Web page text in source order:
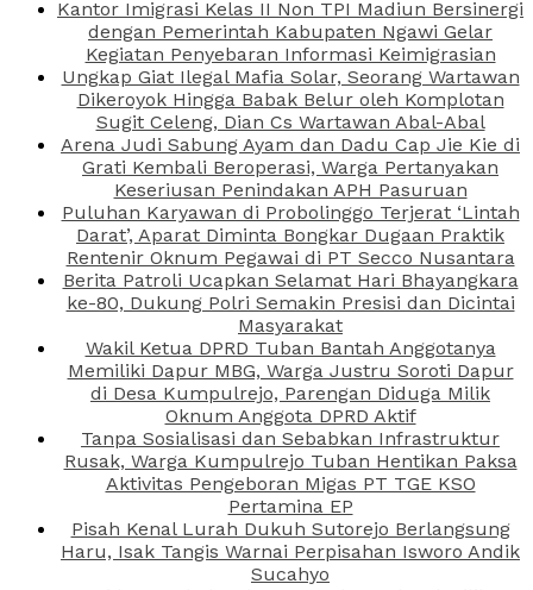
Kantor Imigrasi Kelas II Non TPI Madiun Bersinergi
dengan Pemerintah Kabupaten Ngawi Gelar
Kegiatan Penyebaran Informasi Keimigrasian
Ungkap Giat Ilegal Mafia Solar, Seorang Wartawan
Dikeroyok Hingga Babak Belur oleh Komplotan
Sugit Celeng, Dian Cs Wartawan Abal-Abal
Arena Judi Sabung Ayam dan Dadu Cap Jie Kie di
Grati Kembali Beroperasi, Warga Pertanyakan
Keseriusan Penindakan APH Pasuruan
Puluhan Karyawan di Probolinggo Terjerat ‘Lintah
Darat’, Aparat Diminta Bongkar Dugaan Praktik
Rentenir Oknum Pegawai di PT Secco Nusantara
Berita Patroli Ucapkan Selamat Hari Bhayangkara
ke-80, Dukung Polri Semakin Presisi dan Dicintai
Masyarakat
Wakil Ketua DPRD Tuban Bantah Anggotanya
Memiliki Dapur MBG, Warga Justru Soroti Dapur
di Desa Kumpulrejo, Parengan Diduga Milik
Oknum Anggota DPRD Aktif
Tanpa Sosialisasi dan Sebabkan Infrastruktur
Rusak, Warga Kumpulrejo Tuban Hentikan Paksa
Aktivitas Pengeboran Migas PT TGE KSO
Pertamina EP
Pisah Kenal Lurah Dukuh Sutorejo Berlangsung
Haru, Isak Tangis Warnai Perpisahan Isworo Andik
Sucahyo